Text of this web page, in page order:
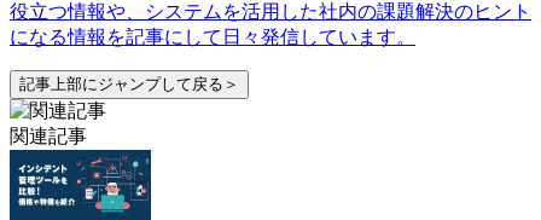
役立つ情報や、システムを活用した社内の課題解決のヒント
になる情報を記事にして日々発信しています。
記事上部にジャンプして戻る＞
関連記事